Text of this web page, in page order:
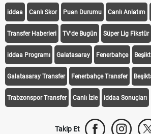
iddaa Canlı Skor Puan Durumu Canlı Anlatım
Transfer Haberleri TV'de Bugün Süper Lig Fikstür
iddaa Programı Galatasaray Fenerbahçe
Galatasaray Transfer Fenerbahçe Transfer
Trabzonspor Transfer Canlı İzle iddaa Sonuçları
Takip Et